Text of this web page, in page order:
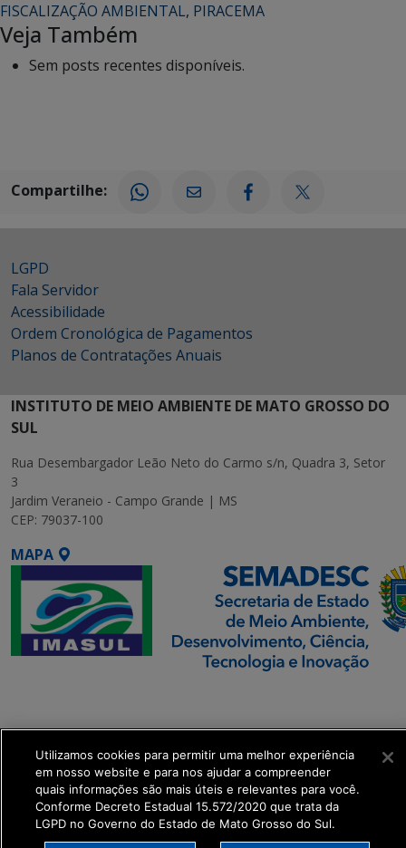
FISCALIZAÇÃO AMBIENTAL, PIRACEMA
Veja Também
Sem posts recentes disponíveis.
Compartilhe:
LGPD
Fala Servidor
Acessibilidade
Ordem Cronológica de Pagamentos
Planos de Contratações Anuais
INSTITUTO DE MEIO AMBIENTE DE MATO GROSSO DO
SUL
Rua Desembargador Leão Neto do Carmo s/n, Quadra 3, Setor
3
Jardim Veraneio - Campo Grande | MS
CEP: 79037-100
MAPA
get_footer();
Utilizamos cookies para permitir uma melhor experiência
em nosso website e para nos ajudar a compreender
quais informações são mais úteis e relevantes para você.
Conforme Decreto Estadual 15.572/2020 que trata da
LGPD no Governo do Estado de Mato Grosso do Sul.